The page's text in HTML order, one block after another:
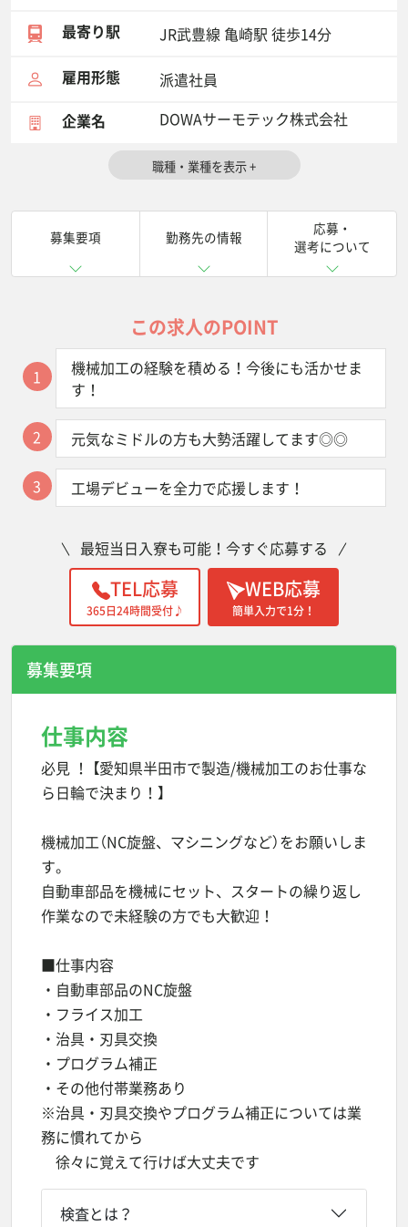
最寄り駅
JR武豊線 亀崎駅 徒歩14分
雇用形態
派遣社員
企業名
DOWAサーモテック株式会社
募集要項 勤務先の情報
応募・
選考について
この求人のPOINT
1
機械加工の経験を積める！今後にも活かせま
す！
2 元気なミドルの方も大勢活躍してます◎◎
3 工場デビューを全力で応援します！
最短当日入寮も可能！今すぐ応募する
WEB応募
簡単入力で1分！
TEL応募
365日24時間受付♪
募集要項
仕事内容
必見 ！ 【愛知県半田市で製造/機械加工のお仕事な
ら日輪で決まり！】
機械加工（NC旋盤、マシニングなど）をお願いしま
す。
自動車部品を機械にセット、スタートの繰り返し
作業なので未経験の方でも大歓迎！
■仕事内容
・自動車部品のNC旋盤
・フライス加工
・治具・刃具交換
・プログラム補正
・その他付帯業務あり
※治具・刃具交換やプログラム補正については業
務に慣れてから
徐々に覚えて行けば大丈夫です
検査とは？